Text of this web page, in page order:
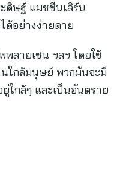
ดิษฐ์ แมชชีนเลิร์น
ด้อย่างง่ายดาย
พลายเชน ฯลฯ โดยใช้
ใกล้มนุษย์ พวกมันจะมี
ใกล้ๆ และเป็นอันตราย